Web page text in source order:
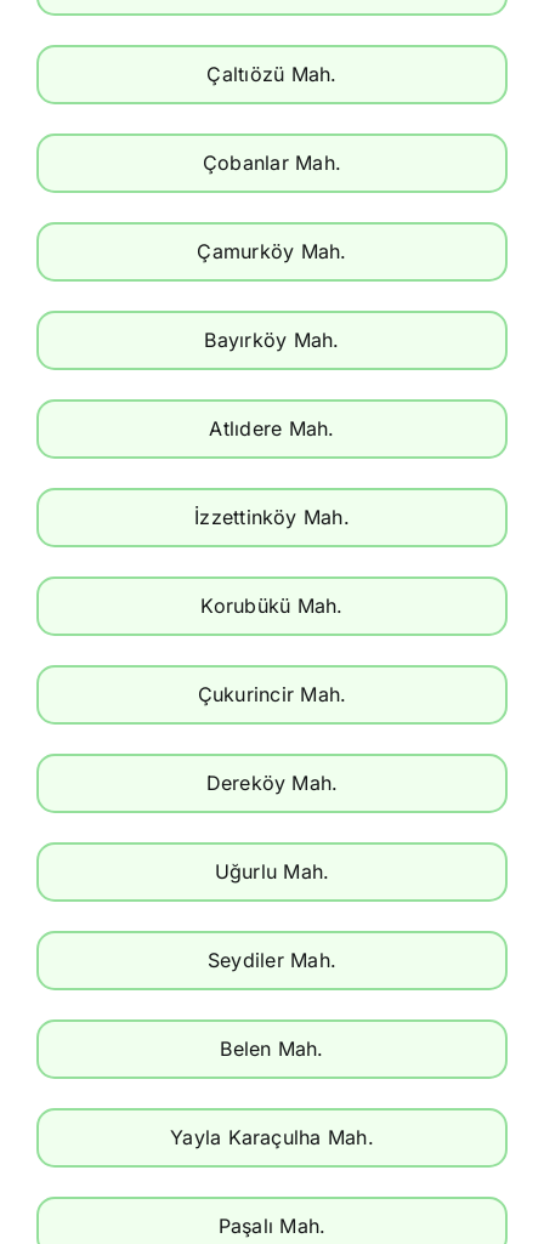
Çaltıözü Mah.
Çobanlar Mah.
Çamurköy Mah.
Bayırköy Mah.
Atlıdere Mah.
İzzettinköy Mah.
Korubükü Mah.
Çukurincir Mah.
Dereköy Mah.
Uğurlu Mah.
Seydiler Mah.
Belen Mah.
Yayla Karaçulha Mah.
Paşalı Mah.